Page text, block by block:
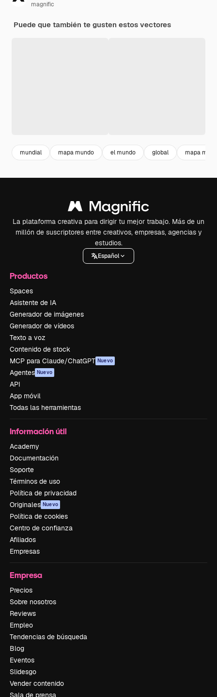
magnific
Puede que también te gusten estos vectores
mundial mapa mundo el mundo global mapa
La plataforma creativa para dirigir tu mejor trabajo. Más de un
millón de suscriptores entre creativos, empresas, agencias y
estudios.
Español
Productos
Spaces
Asistente de IA
Generador de imágenes
Generador de vídeos
Texto a voz
Contenido de stock
MCP para Claude/ChatGPT Nuevo
Agentes Nuevo
API
App móvil
Todas las herramientas
Información útil
Academy
Documentación
Soporte
Términos de uso
Política de privacidad
Originales Nuevo
Política de cookies
Centro de confianza
Afiliados
Empresas
Empresa
Precios
Sobre nosotros
Reviews
Empleo
Tendencias de búsqueda
Blog
Eventos
Slidesgo
Vender contenido
Sala de prensa